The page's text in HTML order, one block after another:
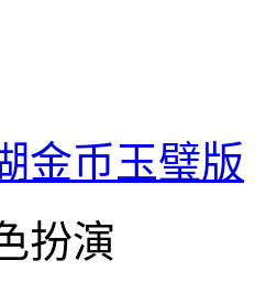
金币玉璧版
扮演